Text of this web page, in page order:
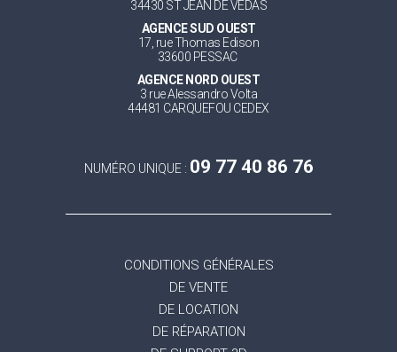
34430 ST JEAN DE VEDAS
AGENCE SUD OUEST
17, rue Thomas Edison
33600 PESSAC
AGENCE NORD OUEST
3 rue Alessandro Volta
44481 CARQUEFOU CEDEX
NUMÉRO UNIQUE : 09 77 40 86 76
CONDITIONS GÉNÉRALES
DE VENTE
DE LOCATION
DE RÉPARATION